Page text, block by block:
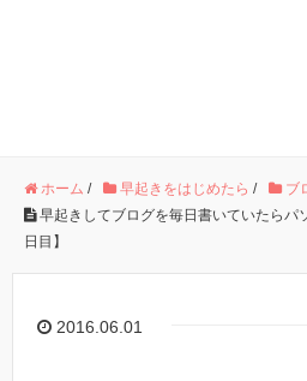
ホーム / 早起きをはじめたら / ブ
早起きしてブログを毎日書いていたら
日目】
2016.06.01